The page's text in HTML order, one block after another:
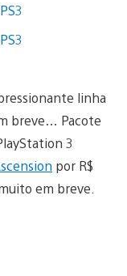
linha
breve… Pacote
3
por R$
em breve.